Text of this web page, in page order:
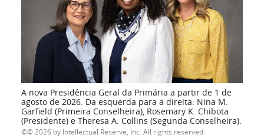
A nova Presidência Geral da Primária a partir de 1 de
agosto de 2026. Da esquerda para a direita: Nina M.
Garfield (Primeira Conselheira), Rosemary K. Chibota
(Presidente) e Theresa A. Collins (Segunda Conselheira).
© 2026 by Intellectual Reserve, Inc. All rights reserved.